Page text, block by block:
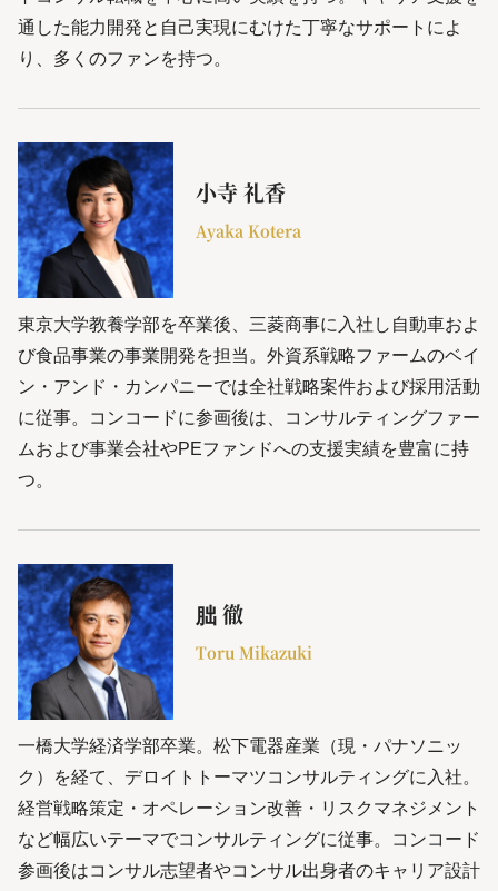
通した能力開発と自己実現にむけた丁寧なサポートによ
り、多くのファンを持つ。
小寺 礼香
Ayaka Kotera
東京大学教養学部を卒業後、三菱商事に入社し自動車およ
び食品事業の事業開発を担当。外資系戦略ファームのベイ
ン・アンド・カンパニーでは全社戦略案件および採用活動
に従事。コンコードに参画後は、コンサルティングファー
ムおよび事業会社やPEファンドへの支援実績を豊富に持
つ。
朏 徹
Toru Mikazuki
一橋大学経済学部卒業。松下電器産業（現・パナソニッ
ク）を経て、デロイトトーマツコンサルティングに入社。
経営戦略策定・オペレーション改善・リスクマネジメント
など幅広いテーマでコンサルティングに従事。コンコード
参画後はコンサル志望者やコンサル出身者のキャリア設計